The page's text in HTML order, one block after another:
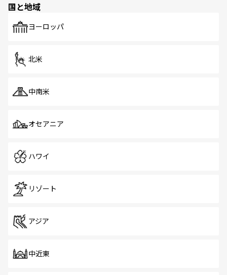
で、ホーカーズは地元の風情を楽しめる外せないスポット
国と地域
ヨーロッパ
北米
中南米
オセアニア
ハワイ
リゾート
アジア
中近東